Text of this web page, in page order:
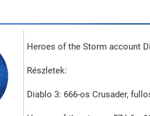
Heroes of the Storm account
Részletek:
Diablo 3: 666-os Crusader,